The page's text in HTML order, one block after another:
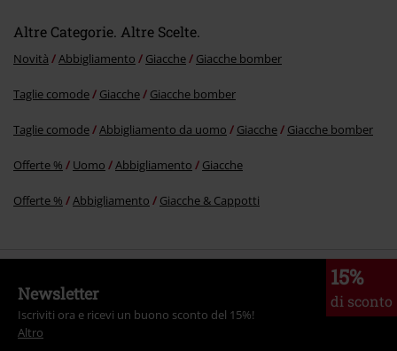
Altre Categorie. Altre Scelte.
Novità Abbigliamento Giacche Giacche bomber
Taglie comode Giacche Giacche bomber
Taglie comode Abbigliamento da uomo Giacche Giacche bomber
Offerte % Uomo Abbigliamento Giacche
Offerte % Abbigliamento Giacche & Cappotti
15%
di sconto
Newsletter
Iscriviti ora e ricevi un buono sconto del 15%!
Altro